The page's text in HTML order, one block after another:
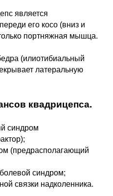
является
его косо (вниз и
портняжная мышца.
(илиотибиальный
латеральную
квадрицепса.
синдром
(предрасполагающий
синдром;
связки надколенника.
в
по